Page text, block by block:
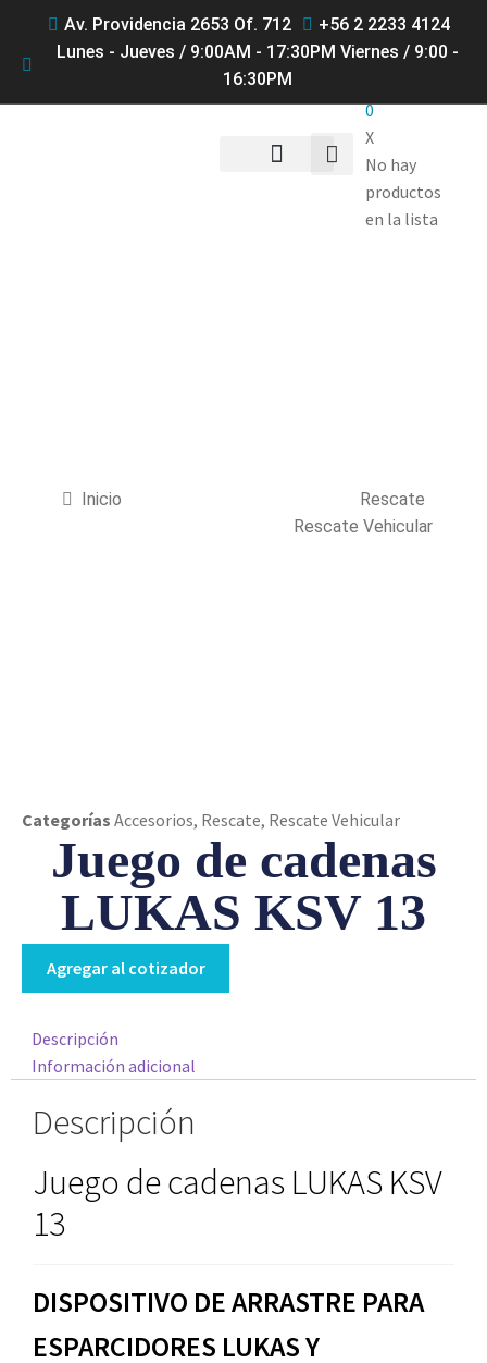
Av. Providencia 2653 Of. 712
+56 2 2233 4124
Lunes - Jueves / 9:00AM - 17:30PM Viernes / 9:00 -
16:30PM
0
X
No hay
productos
en la lista
Inicio
Rescate
Rescate Vehicular
Categorías Accesorios, Rescate, Rescate Vehicular
Juego de cadenas
LUKAS KSV 13
Agregar al cotizador
Descripción
Información adicional
Descripción
Juego de cadenas LUKAS KSV
13
DISPOSITIVO DE ARRASTRE PARA
ESPARCIDORES LUKAS Y